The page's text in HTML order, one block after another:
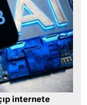
internete